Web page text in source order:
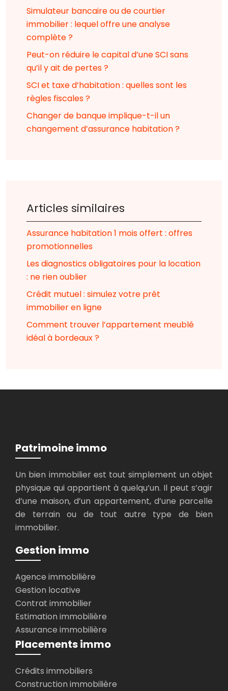
Simulateur bancaire ou de courtier
immobilier : lequel offre une analyse
complète ?
Peut-on réduire le capital d’une SCI sans
qu’il y ait de pertes ?
SCI et taxe d’habitation : quelles sont les
règles fiscales ?
Changer de banque implique-t-il un
changement d’assurance habitation ?
Articles similaires
Assurance habitation 1 mois offert : offres
promotionnelles
Les diagnostics obligatoires pour la location
: ne rien oublier
Crédit mutuel : simulez votre prêt
immobilier en ligne
Comment trouver l’appartement meublé
idéal à bordeaux ?
Patrimoine immo
Un bien immobilier est tout simplement un objet
physique qui appartient à quelqu’un. Il peut s’agir
d’une maison, d’un appartement, d’une parcelle
de terrain ou de tout autre type de bien
immobilier.
Gestion immo
Agence immobilière
Gestion locative
Contrat immobilier
Estimation immobilière
Assurance immobilière
Placements immo
Crédits immobiliers
Construction immobilière